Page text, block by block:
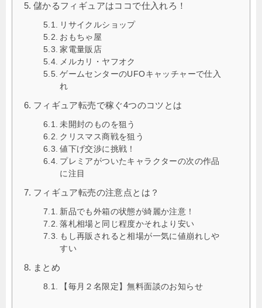
儲かるフィギュアはココで仕入れろ！
リサイクルショップ
おもちゃ屋
家電量販店
メルカリ・ヤフオク
ゲームセンターのUFOキャッチャーで仕入
れ
フィギュア転売で稼ぐ4つのコツとは
未開封のものを狙う
クリスマス商戦を狙う
値下げ交渉に挑戦！
プレミアがついたキャラクターの次の作品
に注目
フィギュア転売の注意点とは？
新品でも外箱の状態が綺麗か注意！
落札相場と同じ程度かそれより安い
もし再販されると相場が一気に値崩れしや
すい
まとめ
【毎月２名限定】無料面談のお知らせ